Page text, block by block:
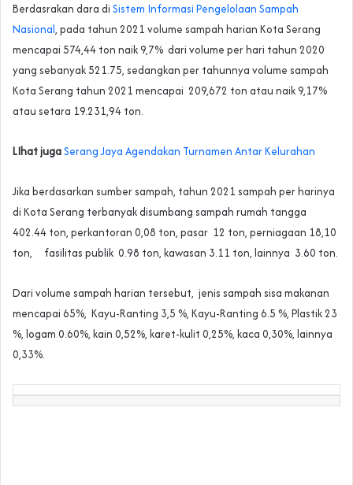
Berdasrakan dara di Sistem Informasi Pengelolaan Sampah
Nasional, pada tahun 2021 volume sampah harian Kota Serang
mencapai 574,44 ton naik 9,7% dari volume per hari tahun 2020
yang sebanyak 521.75, sedangkan per tahunnya volume sampah
Kota Serang tahun 2021 mencapai 209,672 ton atau naik 9,17%
atau setara 19.231,94 ton.
LIhat jugaSerang Jaya Agendakan Turnamen Antar Kelurahan
Jika berdasarkan sumber sampah, tahun 2021 sampah per harinya
di Kota Serang terbanyak disumbang sampah rumah tangga
402.44 ton, perkantoran 0,08 ton, pasar 12 ton, perniagaan 18,10
ton, fasilitas publik 0.98 ton, kawasan 3.11 ton, lainnya 3.60 ton.
Dari volume sampah harian tersebut, jenis sampah sisa makanan
mencapai 65%, Kayu-Ranting 3,5 %, Kayu-Ranting 6.5 %, Plastik 23
%, logam 0.60%, kain 0,52%, karet-kulit 0,25%, kaca 0,30%, lainnya
0,33%.